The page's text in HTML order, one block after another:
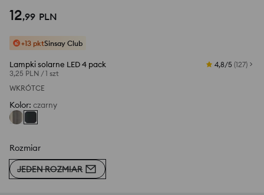
12,99 PLN
+13 pktSinsay Club
Lampki solarne LED 4 pack
3,25 PLN /1 szt
4,8/5 (127)
WKRÓTCE
Kolor: czarny
Rozmiar
JEDEN ROZMIAR